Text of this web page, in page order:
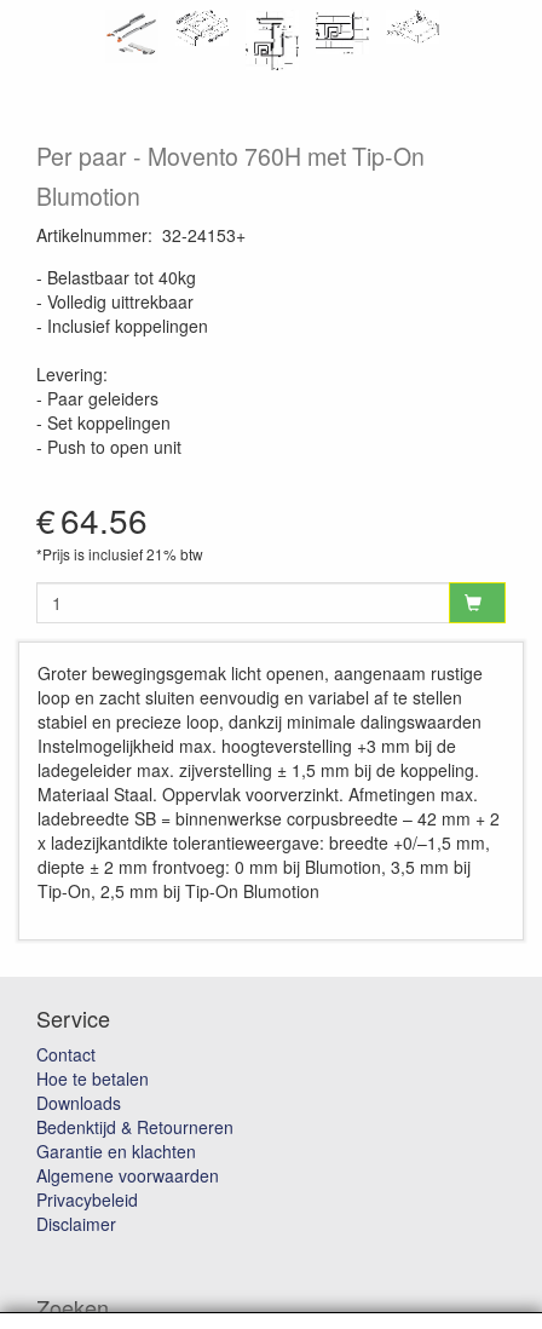
Per paar
Movento 760H met Tip-On
Blumotion
Artikelnummer: 32-24153+
- Belastbaar tot 40kg
- Volledig uittrekbaar
- Inclusief koppelingen
Levering:
- Paar geleiders
- Set koppelingen
- Push to open unit
€64.56
*Prijs is inclusief 21% btw
Groter bewegingsgemak licht openen, aangenaam rustige
loop en zacht sluiten eenvoudig en variabel af te stellen
stabiel en precieze loop, dankzij minimale dalingswaarden
Instelmogelijkheid max. hoogteverstelling +3 mm bij de
ladegeleider max. zijverstelling ± 1,5 mm bij de koppeling.
Materiaal Staal. Oppervlak voorverzinkt. Afmetingen max.
ladebreedte SB = binnenwerkse corpusbreedte – 42 mm + 2
x ladezijkantdikte tolerantieweergave: breedte +0/–1,5 mm,
diepte ± 2 mm frontvoeg: 0 mm bij Blumotion, 3,5 mm bij
Tip-On, 2,5 mm bij Tip-On Blumotion
Service
Contact
Hoe te betalen
Downloads
Bedenktijd & Retourneren
Garantie en klachten
Algemene voorwaarden
Privacybeleid
Disclaimer
Zoeken